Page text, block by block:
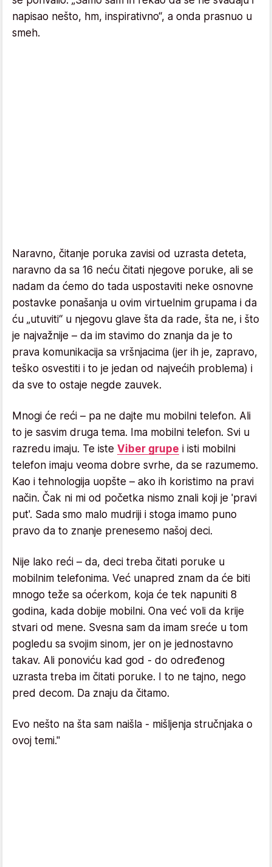
napisao nešto, hm, inspirativno“, a onda prasnuo u
smeh.
Naravno, čitanje poruka zavisi od uzrasta deteta,
naravno da sa 16 neću čitati njegove poruke, ali se
nadam da ćemo do tada uspostaviti neke osnovne
postavke ponašanja u ovim virtuelnim grupama i da
ću „utuviti“ u njegovu glave šta da rade, šta ne, i što
je najvažnije – da im stavimo do znanja da je to
prava komunikacija sa vršnjacima (jer ih je, zapravo,
teško osvestiti i to je jedan od najvećih problema) i
da sve to ostaje negde zauvek.
Mnogi će reći – pa ne dajte mu mobilni telefon. Ali
to je sasvim druga tema. Ima mobilni telefon. Svi u
razredu imaju. Te iste Viber grupe i isti mobilni
telefon imaju veoma dobre svrhe, da se razumemo.
Kao i tehnologija uopšte – ako ih koristimo na pravi
način. Čak ni mi od početka nismo znali koji je 'pravi
put'. Sada smo malo mudriji i stoga imamo puno
pravo da to znanje prenesemo našoj deci.
Nije lako reći – da, deci treba čitati poruke u
mobilnim telefonima. Već unapred znam da će biti
mnogo teže sa oćerkom, koja će tek napuniti 8
godina, kada dobije mobilni. Ona već voli da krije
stvari od mene. Svesna sam da imam sreće u tom
pogledu sa svojim sinom, jer on je jednostavno
takav. Ali ponoviću kad god - do određenog
uzrasta treba im čitati poruke. I to ne tajno, nego
pred decom. Da znaju da čitamo.
Evo nešto na šta sam naišla - mišljenja stručnjaka o
ovoj temi."